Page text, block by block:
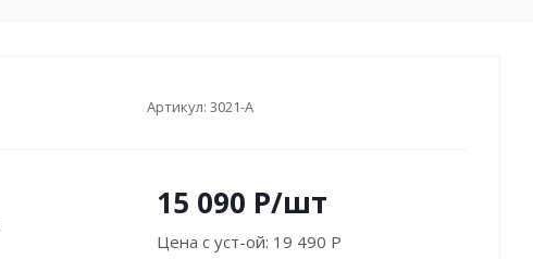
Артикул: 3021-A
15 090 P/шт
Цена с уст-ой: 19 490 P